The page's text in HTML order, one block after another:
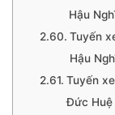
Hậu
Tuyến
Hậu
Tuyến
Đức Huệ